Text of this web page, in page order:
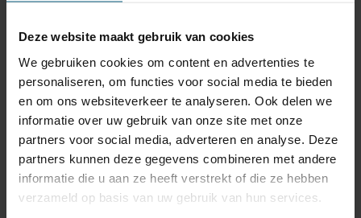
Deze website maakt gebruik van cookies
We gebruiken cookies om content en advertenties te
personaliseren, om functies voor social media te bieden
en om ons websiteverkeer te analyseren. Ook delen we
informatie over uw gebruik van onze site met onze
partners voor social media, adverteren en analyse. Deze
partners kunnen deze gegevens combineren met andere
informatie die u aan ze heeft verstrekt of die ze hebben
verzameld op basis van uw gebruik van hun services.
Duurder in aanschaf.
gemonteerd is.
Je kunt bij ons kiezen uit de gerenommeerde trekhaak
merken
GDW, Steinhof of Autohak.
Dit zijn grote trekhaak fabrikanten die een uitstekende
naam hebben opgebouwd.
kabelsets
passend voor je Alfa